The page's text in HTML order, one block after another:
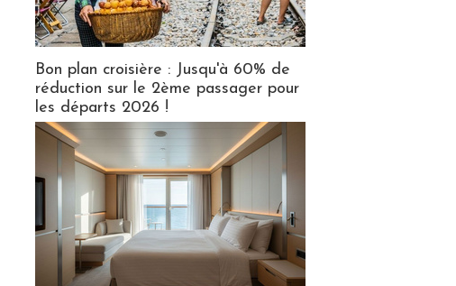
Bon plan croisière : Jusqu'à 60% de
réduction sur le 2ème passager pour
les départs 2026 !